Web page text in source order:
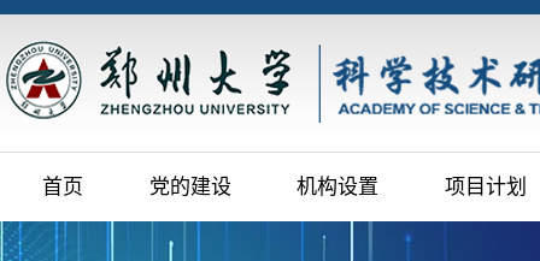
首页 党的建设 机构设置 项目计划